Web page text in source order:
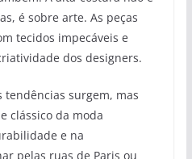
é sobre arte. As peças
tecidos impecáveis e
dos designers.
tendências surgem, mas
clássico da moda
e na
pelas ruas de Paris ou